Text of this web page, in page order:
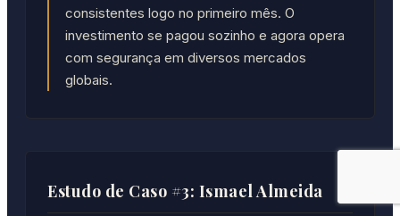
consistentes logo no primeiro mês. O
investimento se pagou sozinho e agora opera
com segurança em diversos mercados
globais.
Estudo de Caso #3: Ismael Almeida